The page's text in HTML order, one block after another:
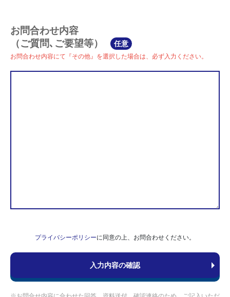
お問合わせ内容
（ご質問､ご要望等）
任意
お問合わせ内容にて『その他』を選択した場合は、必ず入力ください。
プライバシーポリシーに同意の上、お問合わせください。